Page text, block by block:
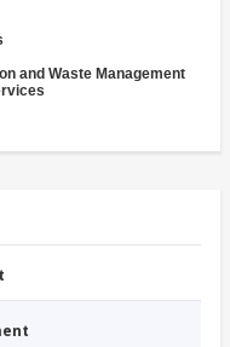
and Waste Management